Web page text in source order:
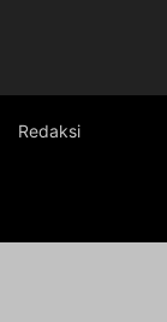
Redaksi